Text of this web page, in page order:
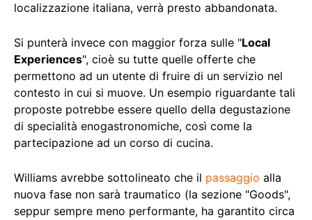
localizzazione italiana, verrà presto abbandonata.
Si punterà invece con maggior forza sulle "Local
Experiences", cioè su tutte quelle offerte che
permettono ad un utente di fruire di un servizio nel
contesto in cui si muove. Un esempio riguardante tali
proposte potrebbe essere quello della degustazione
di specialità enogastronomiche, così come la
partecipazione ad un corso di cucina.
Williams avrebbe sottolineato che il passaggio alla
nuova fase non sarà traumatico (la sezione "Goods",
seppur sempre meno performante, ha garantito circa